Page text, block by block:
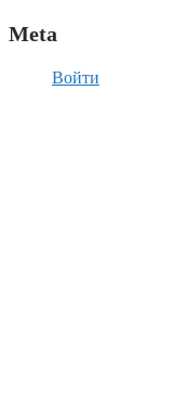
Meta
Войти